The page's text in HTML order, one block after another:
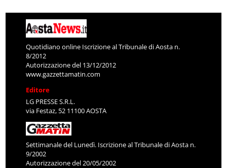
Quotidiano online Iscrizione al Tribunale di Aosta n.
8/2012
Autorizzazione del 13/12/2012
www.gazzettamatin.com
Editore
LG PRESSE S.R.L.
via Festaz, 52 11100 AOSTA
Settimanale del Lunedì. Iscrizione al Tribunale di Aosta n.
9/2002
Autorizzazione del 20/05/2002